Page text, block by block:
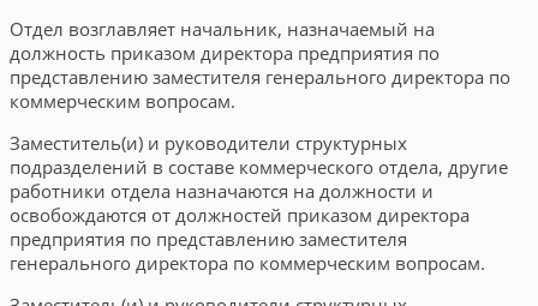
Отдел возглавляет начальник, назначаемый на
должность приказом директора предприятия по
представлению заместителя генерального директора по
коммерческим вопросам.
Заместитель(и) и руководители структурных
подразделений в составе коммерческого отдела, другие
работники отдела назначаются на должности и
освобождаются от должностей приказом директора
предприятия по представлению заместителя
генерального директора по коммерческим вопросам.